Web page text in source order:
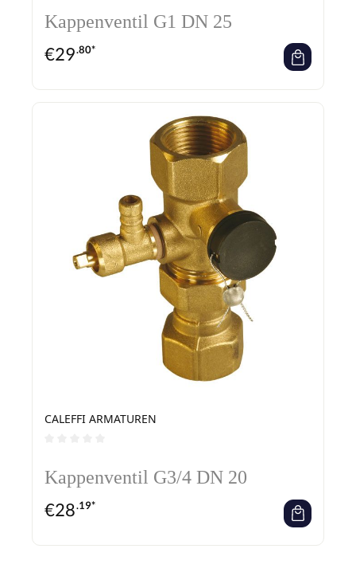
Kappenventil G1 DN 25
€29.80*
CALEFFI ARMATUREN
Kappenventil G3/4 DN 20
€28.19*